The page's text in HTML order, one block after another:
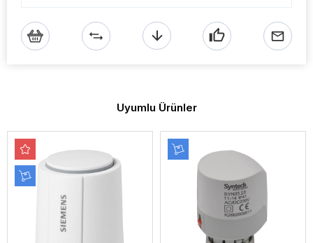
Uyumlu Ürünler